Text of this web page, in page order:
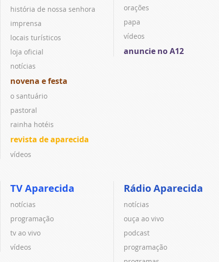
história de nossa senhora
imprensa
locais turísticos
loja oficial
notícias
novena e festa
o santuário
pastoral
rainha hotéis
revista de aparecida
vídeos
orações
papa
vídeos
anuncie no A12
TV Aparecida
notícias
programação
tv ao vivo
vídeos
Rádio Aparecida
notícias
ouça ao vivo
podcast
programação